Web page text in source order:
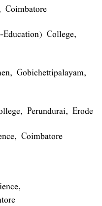
College,
Gobichettipalayam,
Perundurai, Erode
Coimbatore